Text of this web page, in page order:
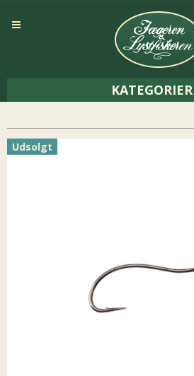
KATEGORIER
Udsolgt